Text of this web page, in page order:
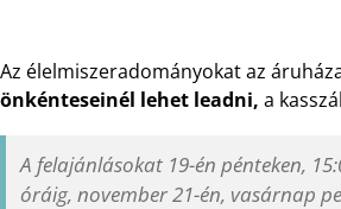
Az élelmiszeradományokat az
önkénteseinél lehet leadni, a
A felajánlásokat 19-én pénteken,
óráig, november 21-én, vasárnap